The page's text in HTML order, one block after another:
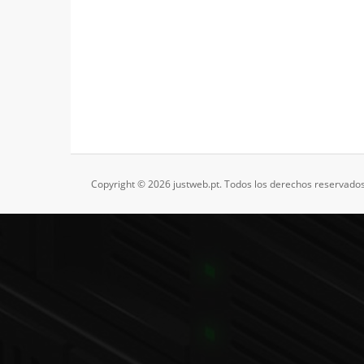
Copyright © 2026 justweb.pt. Todos los derechos